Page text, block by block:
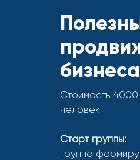
бизнеса
Стоимость 4000
человек
Старт группы:
группа